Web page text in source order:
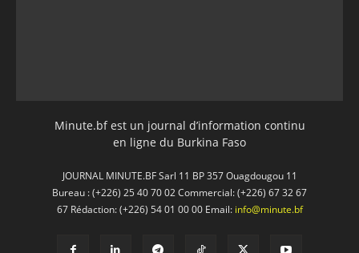
Minute.bf est un journal d’information continu
en ligne du Burkina Faso
JOURNAL MINUTE.BF Sarl 11 BP 357 Ouagdougou 11
Bureau : (+226) 25 40 70 02 Commercial: (+226) 67 32 67
67 Rédaction: (+226) 54 01 00 00 Email: info@minute.bf